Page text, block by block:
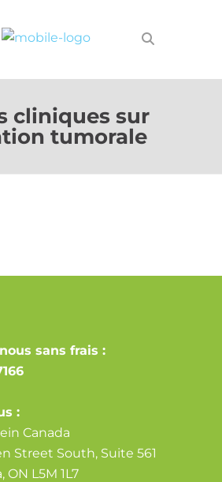
cliniques sur
tumorale
sans frais :
:
Canada
Street South, Suite 561
ON L5M 1L7